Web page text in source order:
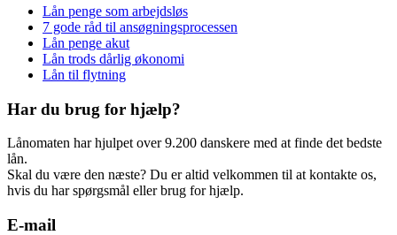
Lån penge som arbejdsløs
7 gode råd til ansøgningsprocessen
Lån penge akut
Lån trods dårlig økonomi
Lån til flytning
Har du brug for hjælp?
Lånomaten har hjulpet over 9.200 danskere med at finde det bedste
lån.
Skal du være den næste? Du er altid velkommen til at kontakte os,
hvis du har spørgsmål eller brug for hjælp.
E-mail